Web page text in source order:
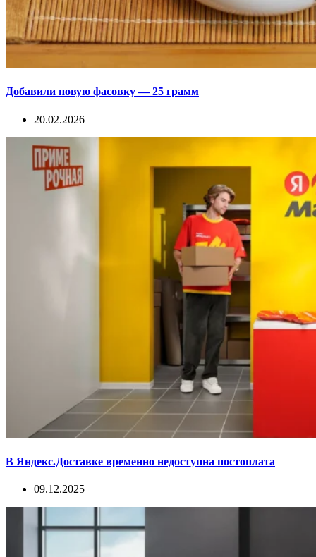
Добавили новую фасовку — 25 грамм
20.02.2026
В Яндекс.Доставке временно недоступна постоплата
09.12.2025